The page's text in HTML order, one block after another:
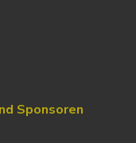
Sponsoren